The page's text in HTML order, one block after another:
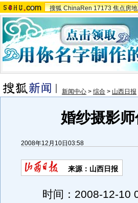
搜狐 ChinaRen 17173 焦点房
新闻中心 > 综合 > 山西日报
婚纱摄影
2008年12月10日03:58
来源：山西日报
时间：2008-12-10